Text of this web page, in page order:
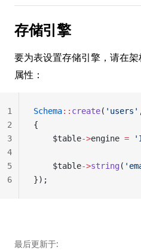
存储引擎
要为表设置存储引擎，请在
属性：
Schema:: create( 'users'
{
    $table
->engine =
    $table
->string (
});
1
2
3
4
5
6
最后更新于: